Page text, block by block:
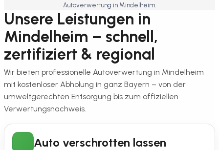
Autoverwertung in Mindelheim.
Unsere Leistungen in
Mindelheim – schnell,
zertifiziert & regional
Wir bieten professionelle Autoverwertung in Mindelheim
mit kostenloser Abholung in ganz Bayern – von der
umweltgerechten Entsorgung bis zum offiziellen
Verwertungsnachweis.
Auto verschrotten lassen